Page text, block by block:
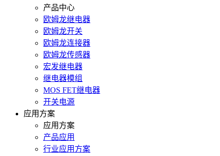
产品中心
欧姆龙继电器
欧姆龙开关
欧姆龙连接器
欧姆龙传感器
宏发继电器
继电器模组
MOS FET继电器
开关电源
应用方案
应用方案
产品应用
行业应用方案